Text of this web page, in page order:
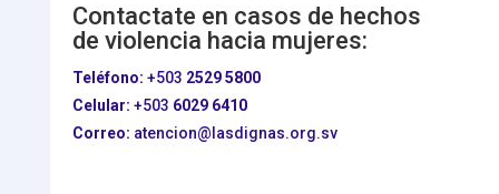
Contactate en casos de hechos
de violencia hacia mujeres:
Teléfono: +503 2529 5800
Celular: +503 6029 6410
Correo: atencion@lasdignas.org.sv